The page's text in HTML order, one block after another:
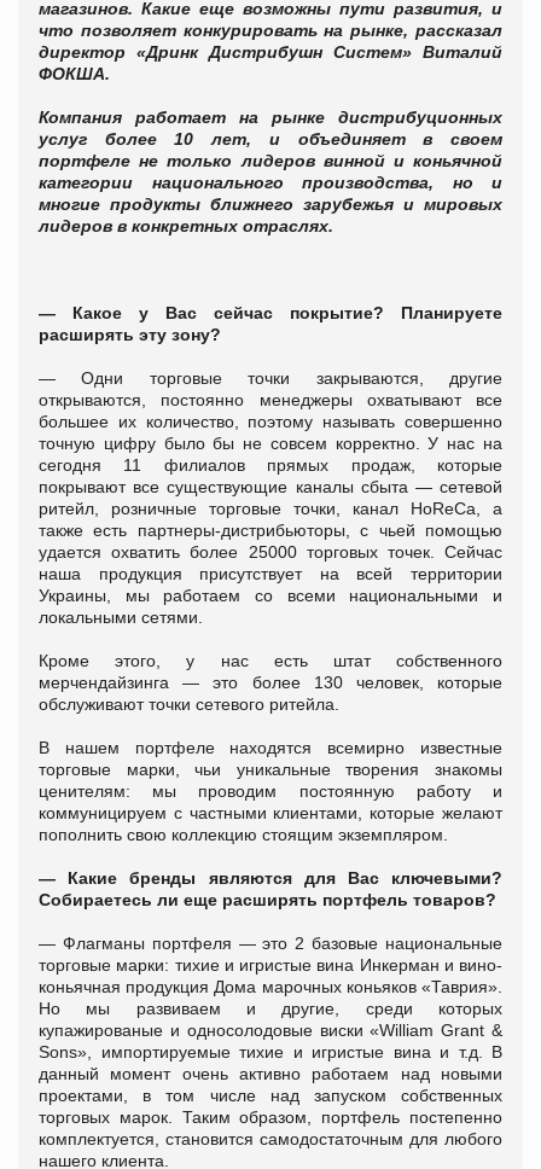
магазинов. Какие еще возможны пути развития, и
что позволяет конкурировать на рынке, рассказал
директор «Дринк Дистрибушн Систем» Виталий
ФОКША.
Компания работает на рынке дистрибуционных
услуг более 10 лет, и объединяет в своем
портфеле не только лидеров винной и коньячной
категории национального производства, но и
многие продукты ближнего зарубежья и мировых
лидеров в конкретных отраслях.
— Какое у Вас сейчас покрытие? Планируете
расширять эту зону?
— Одни торговые точки закрываются, другие
открываются, постоянно менеджеры охватывают все
большее их количество, поэтому называть совершенно
точную цифру было бы не совсем корректно. У нас на
сегодня 11 филиалов прямых продаж, которые
покрывают все существующие каналы сбыта — сетевой
ритейл, розничные торговые точки, канал HoReCa, а
также есть партнеры-дистрибьюторы, с чьей помощью
удается охватить более 25000 торговых точек. Сейчас
наша продукция присутствует на всей территории
Украины, мы работаем со всеми национальными и
локальными сетями.
Кроме этого, у нас есть штат собственного
мерчендайзинга — это более 130 человек, которые
обслуживают точки сетевого ритейла.
В нашем портфеле находятся всемирно известные
торговые марки, чьи уникальные творения знакомы
ценителям: мы проводим постоянную работу и
коммуницируем с частными клиентами, которые желают
пополнить свою коллекцию стоящим экземпляром.
— Какие бренды являются для Вас ключевыми?
Собираетесь ли еще расширять портфель товаров?
— Флагманы портфеля — это 2 базовые национальные
торговые марки: тихие и игристые вина Инкерман и вино-
коньячная продукция Дома марочных коньяков «Таврия».
Но мы развиваем и другие, среди которых
купажированые и односолодовые виски «William Grant &
Sons», импортируемые тихие и игристые вина и т.д. В
данный момент очень активно работаем над новыми
проектами, в том числе над запуском собственных
торговых марок. Таким образом, портфель постепенно
комплектуется, становится самодостаточным для любого
нашего клиента.